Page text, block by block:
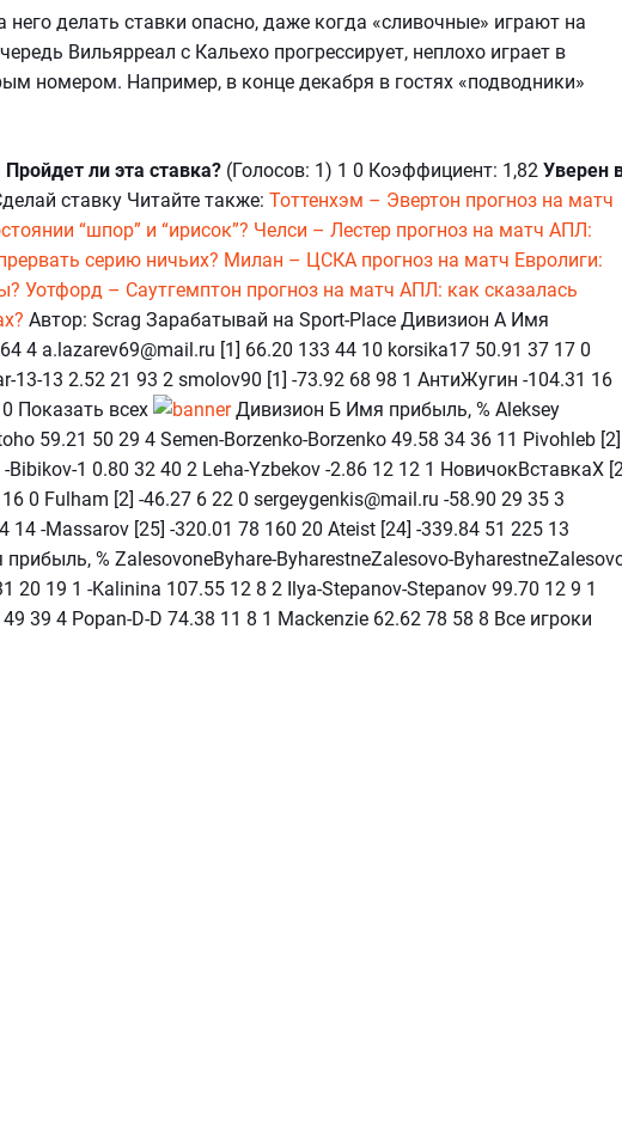
него делать ставки опасно, даже когда «сливочные» играют на
Вильярреал с Кальехо прогрессирует, неплохо играет в
номером. Например, в конце декабря в гостях «подводники»
Пройдет ли эта ставка? (Голосов: 1) 1 0 Коэффициент: 1,82 Уверен
ставку Читайте также: Тоттенхэм – Эвертон прогноз на матч
“шпор” и “ирисок”? Челси – Лестер прогноз на матч АПЛ:
серию ничьих? Милан – ЦСКА прогноз на матч Евролиги:
Уотфорд – Саутгемптон прогноз на матч АПЛ: как сказалась
Автор: Scrag Зарабатывай на Sport-Place Дивизион А Имя
4 a.lazarev69@mail.ru [1] 66.20 133 44 10 korsika17 50.91 37 17 0
13-13 2.52 21 93 2 smolov90 [1] -73.92 68 98 1 АнтиЖугин -104.31 16
Показать всех
Дивизион Б Имя прибыль, % Aleksey
59.21 50 29 4 Semen-Borzenko-Borzenko 49.58 34 36 11 Pivohleb [2]
Bibikov-1 0.80 32 40 2 Leha-Yzbekov -2.86 12 12 1 НовичокВставкаХ
0 Fulham [2] -46.27 6 22 0 sergeygenkis@mail.ru -58.90 29 35 3
14 -Massarov [25] -320.01 78 160 20 Ateist [24] -339.84 51 225 13
% ZalesovoneByhare-ByharestneZalesovo-
20 19 1 -Kalinina 107.55 12 8 2 Ilya-Stepanov-Stepanov 99.70 12 9 1
39 4 Popan-D-D 74.38 11 8 1 Mackenzie 62.62 78 58 8 Все игроки